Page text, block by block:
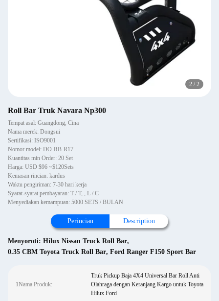
2 / 2
Roll Bar Truk Navara Np300
Tempat asal: Guangdong, Cina
Nama merek: Dongsui
Sertifikasi: ISO9001
Nomor model: DO-RB-R17
Kuantitas min Order: 20 Set
Harga: USD $96 ~$120Sets
Kemasan rincian: kardus
Waktu pengiriman: 7-30 hari kerja
Syarat-syarat pembayaran: T / T, , L / C
Menyediakan kemampuan: 5000 SETS / BULAN
Perincian Description
Menyoroti: Hilux Nissan Truck Roll Bar,
0.35 CBM Toyota Truck Roll Bar, Ford Ranger F150 Sport Bar
1Nama Produk:
Truk Pickup Baja 4X4 Universal Bar Roll Anti
Olahraga dengan Keranjang Kargo untuk Toyota
Hilux Ford